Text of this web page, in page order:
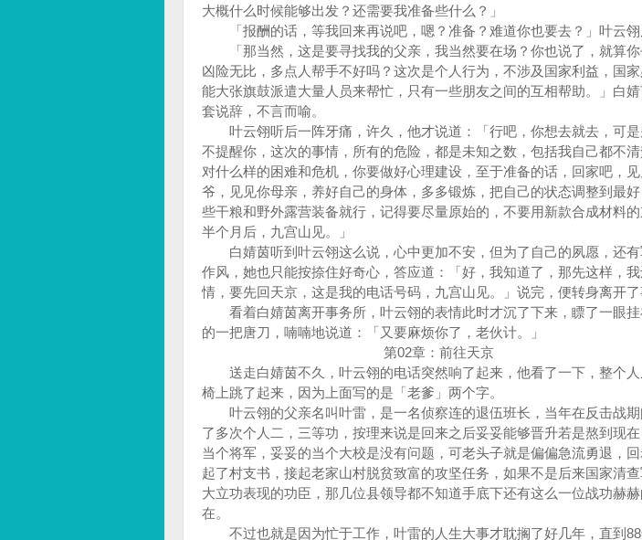
大概什么时候能够出发？还需要我准备些什么？」
「报酬的话，等我回来再说吧，嗯？准备？难道你也要去？」叶云翎
「那当然，这是要寻找我的父亲，我当然要在场？你也说了，就算你
凶险无比，多点人帮手不好吗？这次是个人行为，不涉及国家利益，国
能大张旗鼓派遣大量人员来帮忙，只有一些朋友之间的互相帮助。」白
套说辞，不言而喻。
叶云翎听后一阵牙痛，许久，他才说道：「行吧，你想去就去，可是
不提醒你，这次的事情，所有的危险，都是未知之数，包括我自己都不
对什么样的困难和危机，你要做好心理建设，至于准备的话，回家吧，
爷，见见你母亲，养好自己的身体，多多锻炼，把自己的状态调整到最
些干粮和野外露营装备就行，记得要尽量原始的，不要用新款合成材料的
半个月后，九宫山见。」
白婧茵听到叶云翎这么说，心中更加不安，但为了自己的夙愿，还有
作风，她也只能按捺住好奇心，答应道：「好，我知道了，那先这样，
情，要先回天京，这是我的电话号码，九宫山见。」说完，便转身离开了
看着白婧茵离开事务所，叶云翎的表情此时才沉了下来，瞟了一眼挂
的一把唐刀，喃喃地说道：「又要麻烦你了，老伙计。」
第02章：前往天京
送走白婧茵不久，叶云翎的电话突然响了起来，他看了一下，整个人
椅上跳了起来，因为上面写的是「老爹」两个字。
叶云翎的父亲名叫叶雷，是一名侦察连的退伍班长，当年在反击战期
了多次个人二，三等功，按理来说是回来之后妥妥能够晋升若是熬到现
当个将军，妥妥的当个大校是没有问题，可老头子就是偏偏急流勇退，回
起了村支书，接起老家山村脱贫致富的攻坚任务，如果不是后来国家清
大立功表现的功臣，那几位县领导都不知道手底下还有这么一位战功赫
在。
不过也就是因为忙于工作，叶雷的人生大事才耽搁了好几年，直到88